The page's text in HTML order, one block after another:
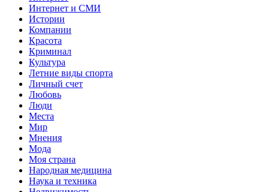
Интернет и СМИ
Истории
Компании
Красота
Криминал
Культура
Летние виды спорта
Личный счет
Любовь
Люди
Места
Мир
Мнения
Мода
Моя страна
Народная медицина
Наука и техника